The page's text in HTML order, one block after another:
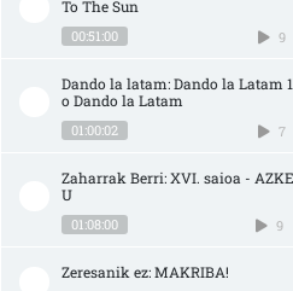
To The Sun
00:51:00 9
Dando la latam: Dando la Latam
o Dando la Latam
01:00:02 7
Zaharrak Berri: XVI. saioa -
U
01:08:00 9
Zeresanik ez: MAKRIBA!